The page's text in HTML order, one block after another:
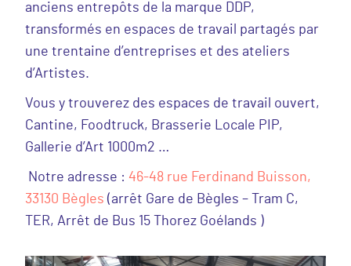
anciens entrepôts de la marque DDP,
transformés en espaces de travail partagés par
une trentaine d’entreprises et des ateliers
d’Artistes.
Vous y trouverez des espaces de travail ouvert,
Cantine, Foodtruck, Brasserie Locale PIP,
Gallerie d’Art 1000m2 …
Notre adresse : 46-48 rue Ferdinand Buisson,
33130 Bègles (arrêt Gare de Bègles – Tram C,
TER, Arrêt de Bus 15 Thorez Goélands )